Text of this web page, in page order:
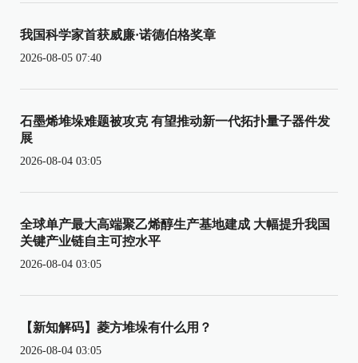
我国科学家首获威廉·诺德伯格奖章
2026-08-05 07:40
石墨烯堆垛难题被攻克 有望推动新一代拓扑量子器件发
展
2026-08-04 03:05
全球单产最大高端聚乙烯醇生产基地建成 大幅提升我国
关键产业链自主可控水平
2026-08-04 03:05
【新知解码】菱方堆垛有什么用？
2026-08-04 03:05